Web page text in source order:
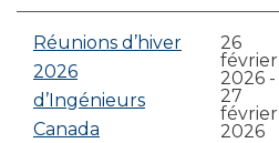
Réunions d’hiver
2026
d’Ingénieurs
Canada
26
février
2026 -
27
février
2026